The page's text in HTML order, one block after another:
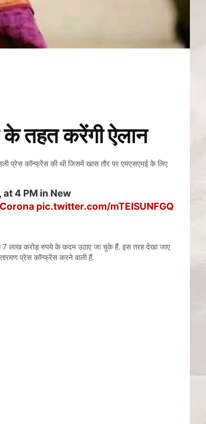
तहत करेंगी ऐलान
प्रेस कॉन्फ्रेंस की थी जिसमें खास तौर पर एमएसएमई के लिए
4 PM in New
pic.twitter.com/mTEISUNFGQ
7 लाख करोड़ रुपये के कदम उठाए जा चुके हैं. इस तरह देखा जाए
प्रेस कॉन्फ्रेंस करने वाली हैं.